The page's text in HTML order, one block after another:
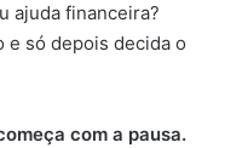
ajuda financeira?
e só depois decida o
com a pausa.